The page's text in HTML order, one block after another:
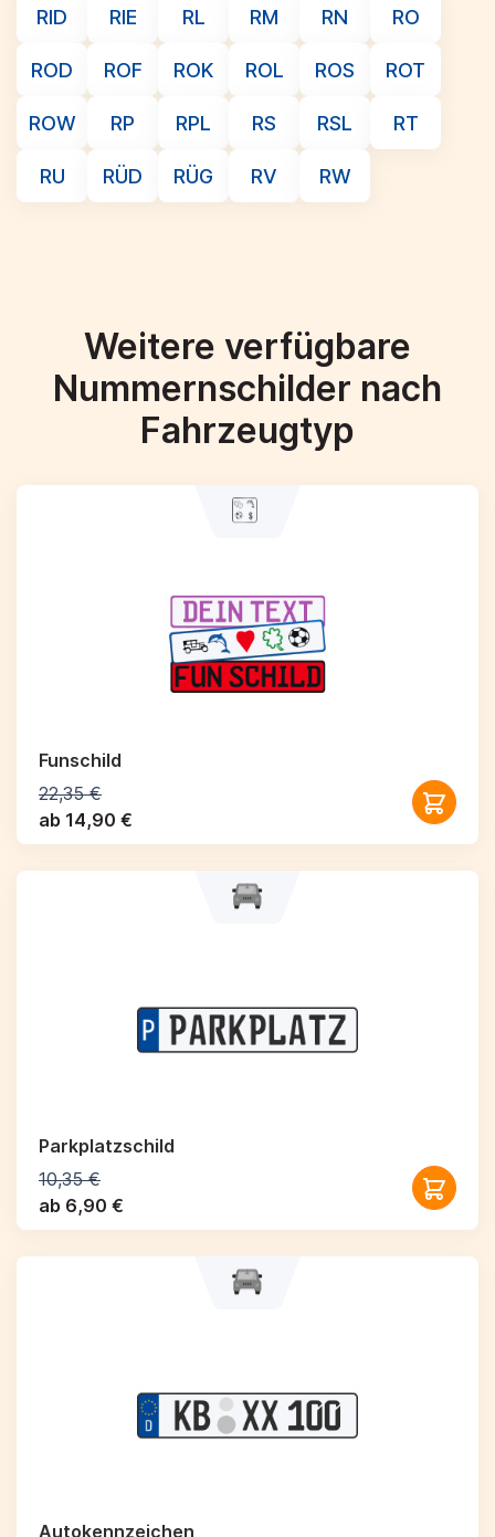
RID RIE RL RM RN RO
ROD ROF ROK ROL ROS ROT
ROW RP RPL RS RSL RT
RU RÜD RÜG RV RW
Weitere verfügbare
Nummernschilder nach
Fahrzeugtyp
Funschild
22,35 €
ab 14,90 €
Parkplatzschild
10,35 €
ab 6,90 €
Autokennzeichen